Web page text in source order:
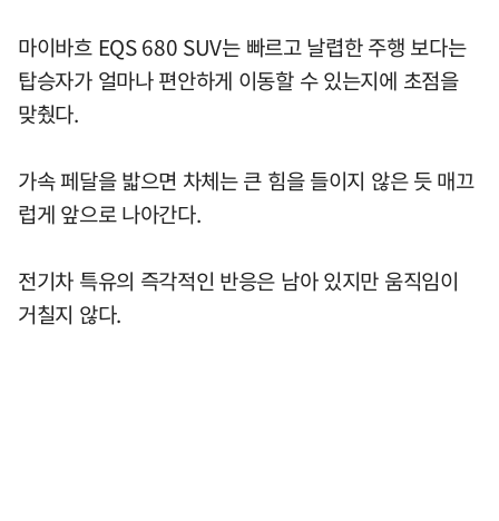
마이바흐 EQS 680 SUV는 빠르고 날렵한 주행 보다는
탑승자가 얼마나 편안하게 이동할 수 있는지에 초점을
맞췄다.
가속 페달을 밟으면 차체는 큰 힘을 들이지 않은 듯 매끄
럽게 앞으로 나아간다.
전기차 특유의 즉각적인 반응은 남아 있지만 움직임이
거칠지 않다.